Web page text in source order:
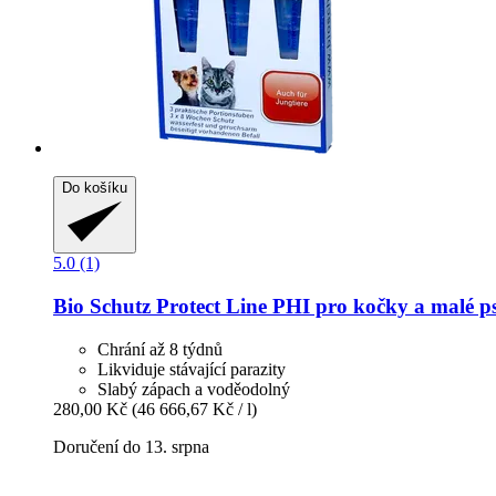
Do košíku
5.0 (1)
Bio Schutz Protect Line PHI pro kočky a malé
Chrání až 8 týdnů
Likviduje stávající parazity
Slabý zápach a voděodolný
280,00 Kč (46 666,67 Kč / l)
Doručení do 13. srpna